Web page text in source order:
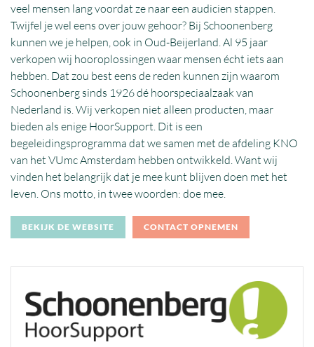
veel mensen lang voordat ze naar een audicien stappen.
Twijfel je wel eens over jouw gehoor? Bij Schoonenberg
kunnen we je helpen, ook in Oud-Beijerland. Al 95 jaar
verkopen wij hooroplossingen waar mensen écht iets aan
hebben. Dat zou best eens de reden kunnen zijn waarom
Schoonenberg sinds 1926 dé hoorspeciaalzaak van
Nederland is. Wij verkopen niet alleen producten, maar
bieden als enige HoorSupport. Dit is een
begeleidingsprogramma dat we samen met de afdeling KNO
van het VUmc Amsterdam hebben ontwikkeld. Want wij
vinden het belangrijk dat je mee kunt blijven doen met het
leven. Ons motto, in twee woorden: doe mee.
BEKIJK DE WEBSITE CONTACT OPNEMEN